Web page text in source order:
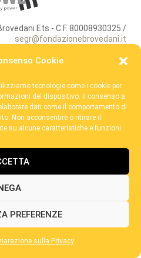
Cookie
tecnologie come i cookie per
del dispositivo. Il consenso a
dati come il comportamento di
Non acconsentire o ritirare il
su alcune caratteristiche e funzioni.
PREFERENZE
sulla Privacy
Ets - C.F. 80008930325 /
segr@fondazionebrovedani.it